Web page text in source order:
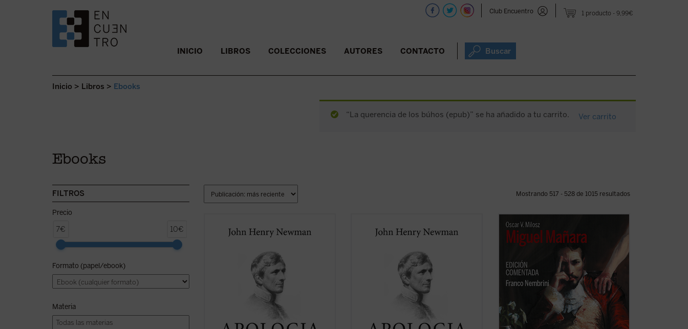
1 producto 9,99€
Club Encuentro
SALTAR AL CONTENIDO. INICIO LIBROS COLECCIONES AUTORES CONTACTO Buscar
Inicio > Libros > Ebooks
“La querencia de los búhos (epub)” se ha añadido a tu carrito. Ver carrito
Ebooks
FILTROS
Precio
7€ 10€
Formato (papel/ebook)
Materia
Mostrando 517 - 528 de 1015 resultados
Considerada una obra cumbre de la
literatura autobiográfica universal,
oportunidad de defenderse frente a la
incomprensión y el rechazo que había
causado en Inglaterra su conversión al
catolicismo. La presente ...
Considerada una obra cumbre de la
literatura autobiográfica universal,
oportunidad de defenderse frente a la
incomprensión y el rechazo que había
causado en Inglaterra su conversión al
catolicismo. La presente ...
Nembrini, quien bien puede ser a Dante
lo que Harold Bloom a Shakespeare, nos
introduce en el
Miguel Mañara
de Milosz
--obra basada en el personaje histórico
que inspiró el mito de don Juan-- de
forma apasionada, mostrando cómo en
los ...(ver ficha)